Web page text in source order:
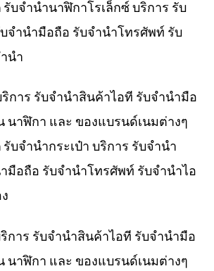
บจำนำนาฬิกาโรเล็กซ์ บริการ รับ
จำนำมือถือ รับจำนำโทรศัพท์ รับ
นำ
การ รับจำนำสินค้าไอที รับจำนำมือ
นาฬิกา และ ของแบรนด์เนมต่างๆ
บจำนำกระเป๋า บริการ รับจำนำ
มือถือ รับจำนำโทรศัพท์ รับจำนำไอ
การ รับจำนำสินค้าไอที รับจำนำมือ
นาฬิกา และ ของแบรนด์เนมต่างๆ